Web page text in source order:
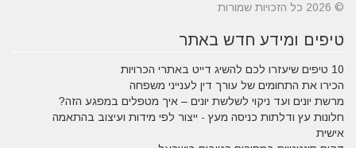
© 2026 כל הזכויות שמורות
טיפים ומידע חדש באתר
10 טיפים שיעזרו לכם להשיג דייט באתרי הכרויות
הכירו את התחומים של עורך דין לענייני משפחה
מרשת יונים ועד ניקוי לשלשת יונים – איך מטפלים במפגע הזה?
חלונות עץ ודלתות כניסה מעץ - ייצור לפי מידות ועיצוב בהתאמה
אישית